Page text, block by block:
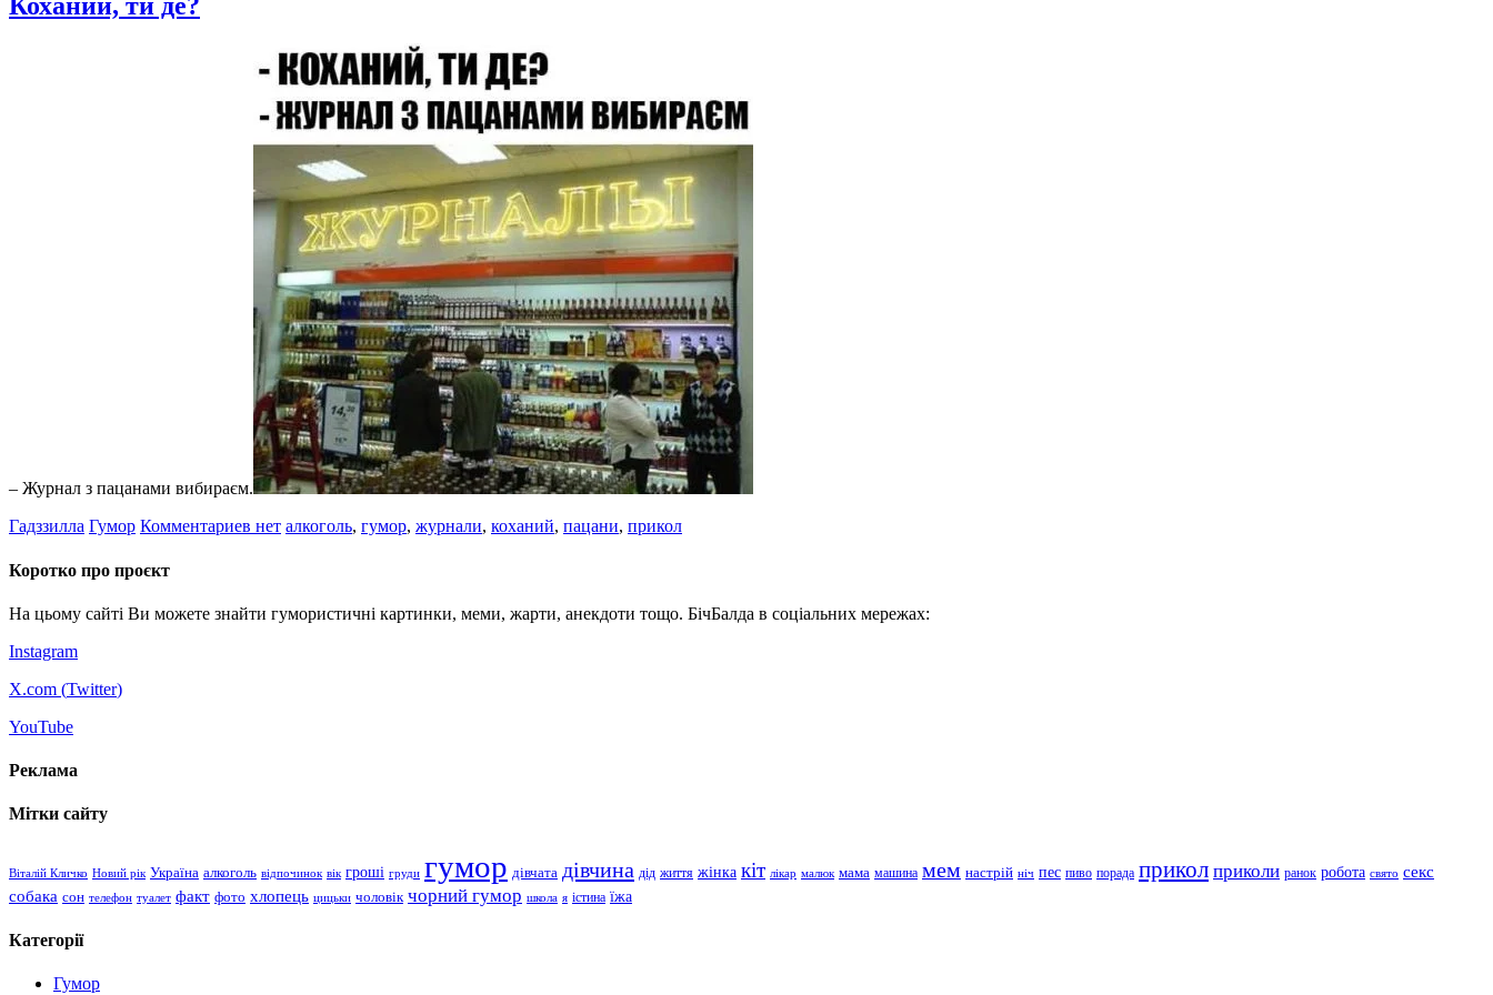
Коханий, ти де?
– Журнал з пацанами вибираєм.
Гадззилла Гумор Комментариев нет алкоголь, гумор, журнали, коханий, пацани, прикол
Коротко про проєкт
На цьому сайті Ви можете знайти гумористичні картинки, меми, жарти, анекдоти тощо. БічБалда в соціальних мережах:
Instagram
X.com (Twitter)
YouTube
Реклама
Мітки сайту
Віталій Кличко Новий рік Україна алкоголь відпочинок вік гроші груди гумор дівчата дівчина дід життя жінка кіт лікар малюк мама машина мем настрій ніч пес пиво порада прикол приколи ранок робота свято секс
собака сон телефон туалет факт фото хлопець цицьки чоловік чорний гумор школа я істина їжа
Категорії
Гумор